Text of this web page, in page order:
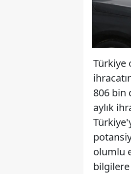
Türkiye
806 bin
aylık
olumlu
bilgilere